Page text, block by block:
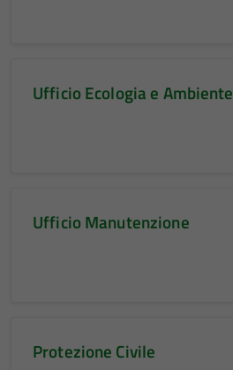
Ufficio Ecologia e Ambiente
Ufficio Manutenzione
Protezione Civile